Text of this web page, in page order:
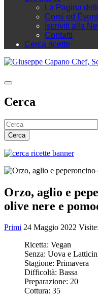
La Pagina
Corsi ed
Iscriviti alla
Contatti
Cerca ricette
Cerca
Cerca
Orzo, aglio e
olive nere e
Primi 24 Maggio 2022
Ricetta: Vegan
Senza: Uova e
Stagione: Primavera
Difficoltà: Bassa
Preparazione: 20
Cottura: 35